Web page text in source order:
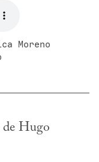
Moreno
de Hugo